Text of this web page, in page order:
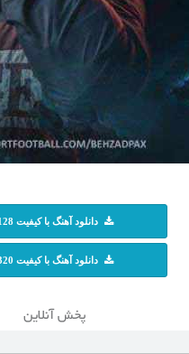
دانلود آهنگ با کیفیت 128
دانلود آهنگ با کیفیت 320
پخش آنلاین